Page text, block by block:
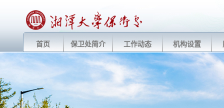
首页 保卫处简介 工作动态 机构设置